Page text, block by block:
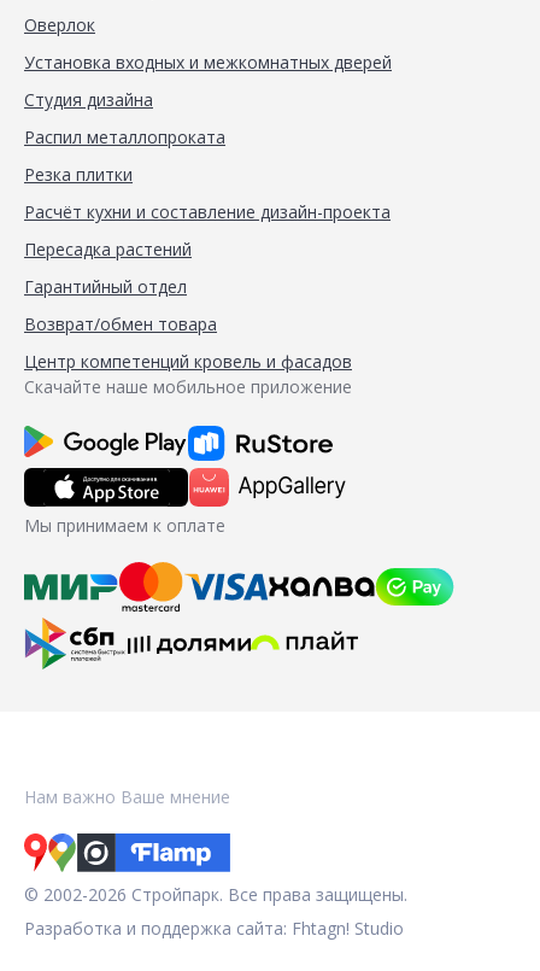
Оверлок
Установка входных и межкомнатных дверей
Студия дизайна
Распил металлопроката
Резка плитки
Расчёт кухни и составление дизайн-проекта
Пересадка растений
Гарантийный отдел
Возврат/обмен товара
Центр компетенций кровель и фасадов
Скачайте наше мобильное приложение
Мы принимаем к оплате
Нам важно Ваше мнение
© 2002-2026 Стройпарк. Все права защищены.
Разработка и поддержка сайта: Fhtagn! Studio